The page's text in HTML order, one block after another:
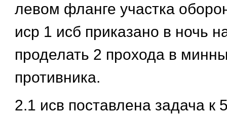
левом фланге участка
иср 1 исб приказано в ночь
проделать 2 прохода в
противника.
2.1 исв поставлена задача к